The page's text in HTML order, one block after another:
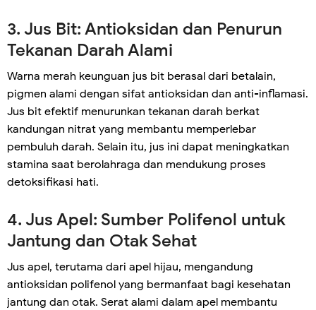
3. Jus Bit: Antioksidan dan Penurun
Tekanan Darah Alami
Warna merah keunguan jus bit berasal dari betalain,
pigmen alami dengan sifat antioksidan dan anti-inflamasi.
Jus bit efektif menurunkan tekanan darah berkat
kandungan nitrat yang membantu memperlebar
pembuluh darah. Selain itu, jus ini dapat meningkatkan
stamina saat berolahraga dan mendukung proses
detoksifikasi hati.
4. Jus Apel: Sumber Polifenol untuk
Jantung dan Otak Sehat
Jus apel, terutama dari apel hijau, mengandung
antioksidan polifenol yang bermanfaat bagi kesehatan
jantung dan otak. Serat alami dalam apel membantu